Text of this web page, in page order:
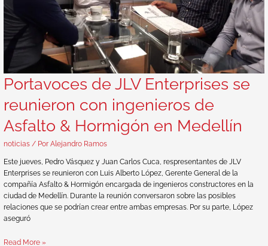
Portavoces de JLV Enterprises se
reunieron con ingenieros de
Asfalto & Hormigón en Medellín
noticias / PorAlejandro Ramos
Este jueves, Pedro Vásquez y Juan Carlos Cuca, respresentantes de JLV
Enterprises se reunieron con Luis Alberto López, Gerente General de la
compañía Asfalto & Hormigón encargada de ingenieros constructores en la
ciudad de Medellín. Durante la reunión conversaron sobre las posibles
relaciones que se podrían crear entre ambas empresas. Por su parte, López
aseguró
Read More »